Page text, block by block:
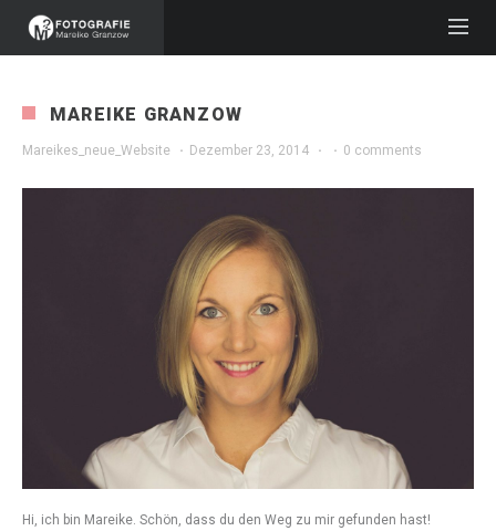
MAREIKE GRANZOW
Mareikes_neue_Website · Dezember 23, 2014 · · 0 comments
Hi, ich bin Mareike. Schön, dass du den Weg zu mir gefunden hast!